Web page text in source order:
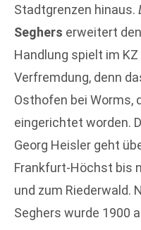
Stadtgrenzen hinaus.
Seghers erweitert
Handlung spielt im
Verfremdung, denn
Osthofen bei Worms,
eingerichtet worden.
Georg Heisler geht
Frankfurt-Höchst bis
und zum Riederwald.
Seghers wurde 1900